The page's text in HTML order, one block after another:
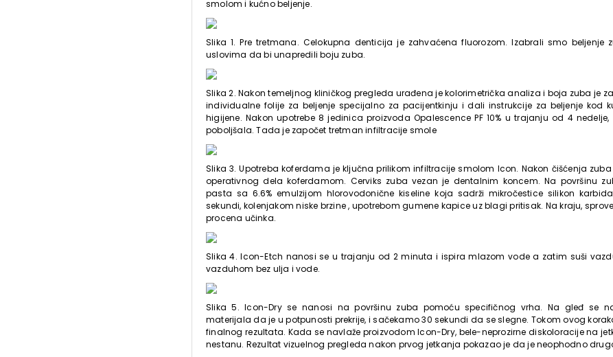
smolom i kućno beljenje.
Slika 1. Pre tretmana. Celokupna denticija je zahvaćena fluorozom. Izabrali smo beljenje
uslovima da bi unapredili boju zuba.
Slika 2. Nakon temeljnog kliničkog pregleda urađena je kolorimetrička analiza i boja zuba je
individualne folije za beljenje specijalno za pacijentkinju i dali instrukcije za beljenje kod
higijene. Nakon upotrebe 8 jedinica proizvoda Opalescence PF 10% u trajanju od 4
poboljšala. Tada je započet tretman infiltracije smole
Slika 3. Upotreba koferdama je ključna prilikom infiltracije smolom Icon. Nakon čišćenja
operativnog dela koferdamom. Cerviks zuba vezan je dentalnim koncem. Na površinu
pasta sa 6.6% emulzijom hlorovodonične kiseline koja sadrži mikročestice silikon
sekundi, kolenjakom niske brzine , upotrebom gumene kapice uz blagi pritisak. Na kraju,
procena učinka.
Slika 4. Icon-Etch nanosi se u trajanju od 2 minuta i ispira mlazom vode a zatim suši
vazduhom bez ulja i vode.
Slika 5. Icon-Dry se nanosi na površinu zuba pomoću specifičnog vrha. Na gleđ se
materijala da je u potpunosti prekrije, i sačekamo 30 sekundi da se slegne. Tokom ovog
finalnog rezultata. Kada se navlaže proizvodom Icon-Dry, bele-neprozirne diskoloracije na
nestanu. Rezultat vizuelnog pregleda nakon prvog jetkanja pokazao je da je neophodno